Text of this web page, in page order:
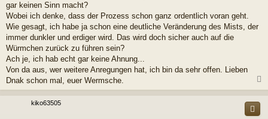
gar keinen Sinn macht?
Wobei ich denke, dass der Prozess schon ganz ordentlich voran geht.
Wie gesagt, ich habe ja schon eine deutliche Veränderung des Mists, der
immer dunkler und erdiger wird. Das wird doch sicher auch auf die
Würmchen zurück zu führen sein?
Ach je, ich hab echt gar keine Ahnung...
Von da aus, wer weitere Anregungen hat, ich bin da sehr offen. Lieben
Dnak schon mal, euer Wermsche.
a
kiko63505